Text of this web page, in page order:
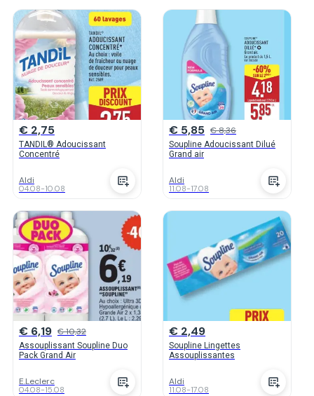
€ 2,75
TANDIL® Adoucissant
Concentré
Aldi
04.08-10.08
€ 5,85 € 8,36
Soupline Adoucissant Dilué
Grand air
Aldi
11.08-17.08
€ 6,19 € 10,32
Assouplissant Soupline Duo
Pack Grand Air
E.Leclerc
04.08-15.08
€ 2,49
Soupline Lingettes
Assouplissantes
Aldi
11.08-17.08